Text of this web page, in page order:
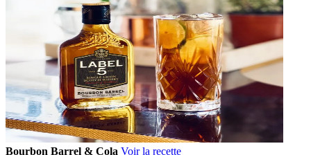
Bourbon Barrel & Cola Voir la recette